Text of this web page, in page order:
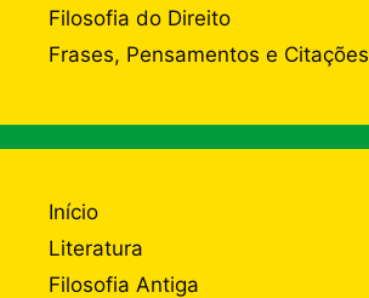
Filosofia do Direito
Frases, Pensamentos e Citações
Início
Literatura
Filosofia Antiga